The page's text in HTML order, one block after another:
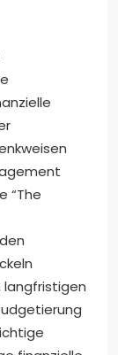
“The
langfristigen